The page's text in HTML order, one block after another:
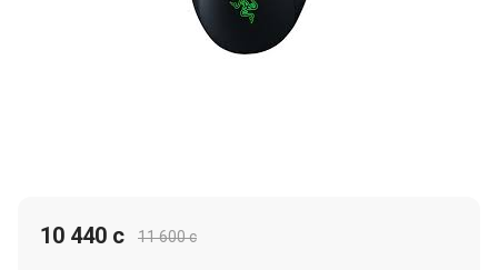
11 600 c
10 440 c